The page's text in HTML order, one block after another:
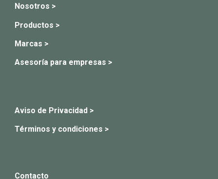
Nosotros >
Productos >
Marcas >
Asesoría para empresas >
Aviso de Privacidad >
Términos y condiciones >
Contacto